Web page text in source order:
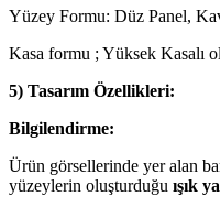
Yüzey Formu: Düz Panel,
Kasa formu ; Yüksek Kasalı
5) Tasarım Özellikleri:
Bilgilendirme:
Ürün görsellerinde yer alan
yüzeylerin oluşturduğu ışık